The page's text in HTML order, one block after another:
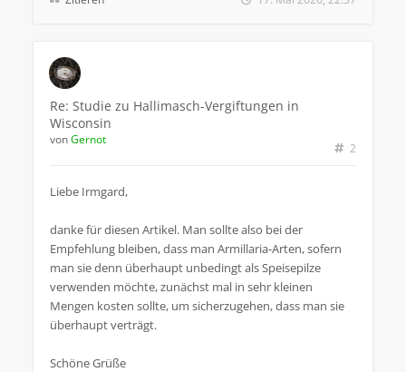
Re: Studie zu Hallimasch-Vergiftungen in
Wisconsin
2
vonGernot
Liebe Irmgard,
danke für diesen Artikel. Man sollte also bei der
Empfehlung bleiben, dass man Armillaria-Arten, sofern
man sie denn überhaupt unbedingt als Speisepilze
verwenden möchte, zunächst mal in sehr kleinen
Mengen kosten sollte, um sicherzugehen, dass man sie
überhaupt verträgt.
Schöne Grüße